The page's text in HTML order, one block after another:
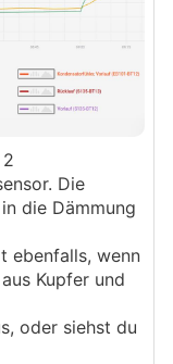
Die
die Dämmung
ebenfalls, wenn
Kupfer und
oder siehst du